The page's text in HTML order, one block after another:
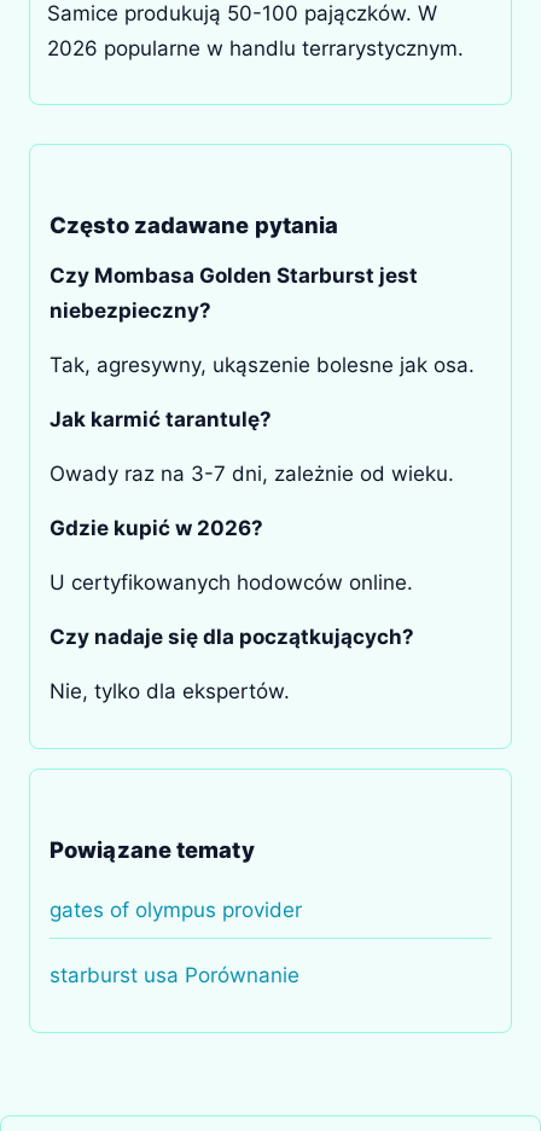
Samice produkują 50-100 pajączków. W
2026 popularne w handlu terrarystycznym.
Często zadawane pytania
Czy Mombasa Golden Starburst jest
niebezpieczny?
Tak, agresywny, ukąszenie bolesne jak osa.
Jak karmić tarantulę?
Owady raz na 3-7 dni, zależnie od wieku.
Gdzie kupić w 2026?
U certyfikowanych hodowców online.
Czy nadaje się dla początkujących?
Nie, tylko dla ekspertów.
Powiązane tematy
gates of olympus provider
starburst usa Porównanie